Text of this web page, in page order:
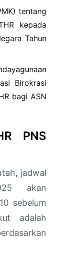
tentang
kepada
Tahun
Birokrasi
bagi ASN
PNS
jadwal
akan
sebelum
adalah